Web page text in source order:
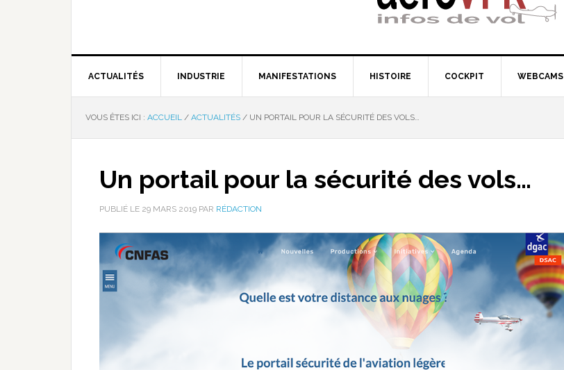
ACTUALITÉS INDUSTRIE MANIFESTATIONS HISTOIRE COCKPIT WEBCAMS
VOUS ÊTES ICI : ACCUEIL / ACTUALITÉS / UN PORTAIL POUR LA SÉCURITÉ DES VOLS…
Un portail pour la sécurité des vols…
PUBLIÉ LE 29 MARS 2019 PAR RÉDACTION